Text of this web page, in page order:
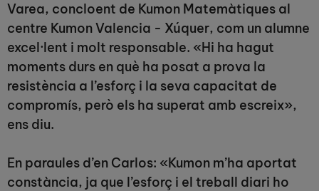
Varea, concloent de Kumon Matemàtiques al
centre Kumon Valencia - Xúquer, com un alumne
excel·lent i molt responsable. «Hi ha hagut
moments durs en què ha posat a prova la
resistència a l’esforç i la seva capacitat de
compromís, però els ha superat amb escreix»,
ens diu.
En paraules d’en Carlos: «Kumon m’ha aportat
constància, ja que l’esforç i el treball diari ho